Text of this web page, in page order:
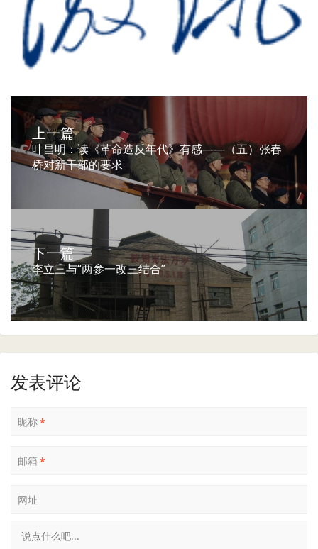
上一篇
叶昌明：读《革命造反年代》有感——（五）张春
桥对新干部的要求
下一篇
李立三与“两参一改三结合”
发表评论
昵称*
邮箱 *
网址